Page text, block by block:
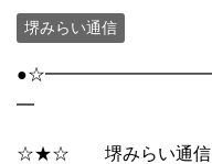
堺みらい通信
━
☆★☆ 堺みらい通